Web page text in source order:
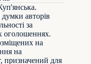
авторів
за
оголошеннях.
на
на
призначений для